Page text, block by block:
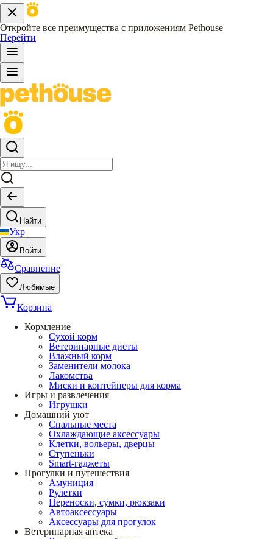
Откройте все преимущества с приложениям Pethouse
Перейти
Найти
Укр
Войти
Сравнение
Любимые
Корзина
Кормление
Сухой корм
Ветеринарные диеты
Влажный корм
Заменители молока
Лакомства
Миски и контейнеры для корма
Игры и развлечения
Игрушки
Домашний уют
Спальные места
Охлаждающие аксессуары
Клетки, вольеры, дверцы
Ступеньки
Smart-гаджеты
Прогулки и путешествия
Амуниция
Рулетки
Переноски, сумки, рюкзаки
Автоаксессуары
Аксессуары для прогулок
Ветеринарная аптека